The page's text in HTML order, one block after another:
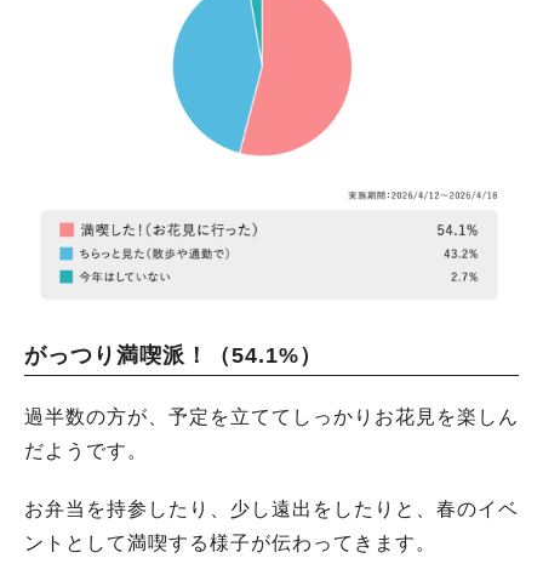
がっつり満喫派！（54.1%）
過半数の方が、予定を立ててしっかりお花見を楽しん
だようです。
お弁当を持参したり、少し遠出をしたりと、春のイベ
ントとして満喫する様子が伝わってきます。